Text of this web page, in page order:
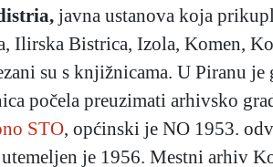
, javna ustanova koja
Bistrica, Izola, Komen,
su s knjižnicama. U Piranu
počela preuzimati arhivsko
STO, općinski je NO 1953.
je 1956. Mestni arhiv